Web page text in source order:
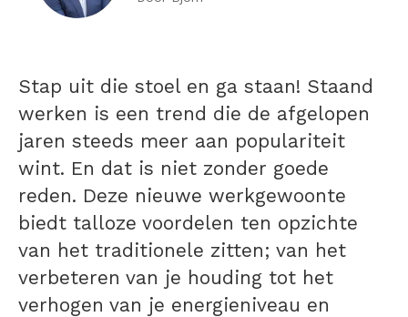
Stap uit die stoel en ga staan! Staand
werken is een trend die de afgelopen
jaren steeds meer aan populariteit
wint. En dat is niet zonder goede
reden. Deze nieuwe werkgewoonte
biedt talloze voordelen ten opzichte
van het traditionele zitten; van het
verbeteren van je houding tot het
verhogen van je energieniveau en